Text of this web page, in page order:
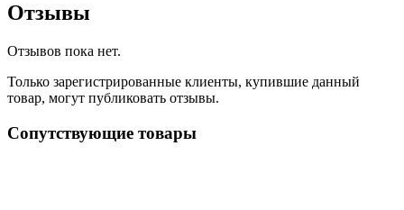
Отзывы
Отзывов пока нет.
Только зарегистрированные клиенты, купившие данный
товар, могут публиковать отзывы.
Сопутствующие товары